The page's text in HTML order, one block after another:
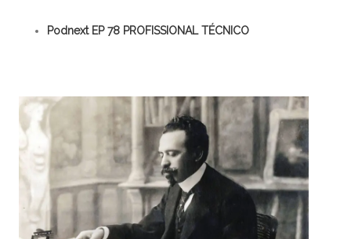
Podnext EP 78 PROFISSIONAL TÉCNICO